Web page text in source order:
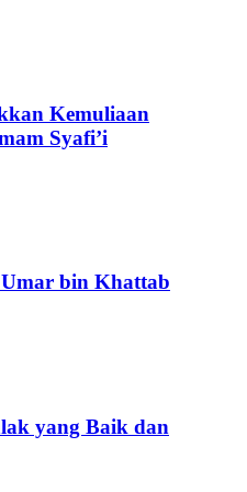
Kemuliaan
Syafi’i
bin Khattab
yang Baik dan